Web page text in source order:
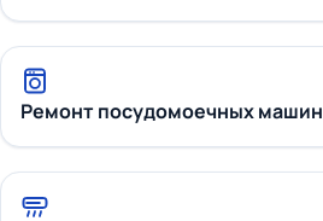
Ремонт посудомоечных машин